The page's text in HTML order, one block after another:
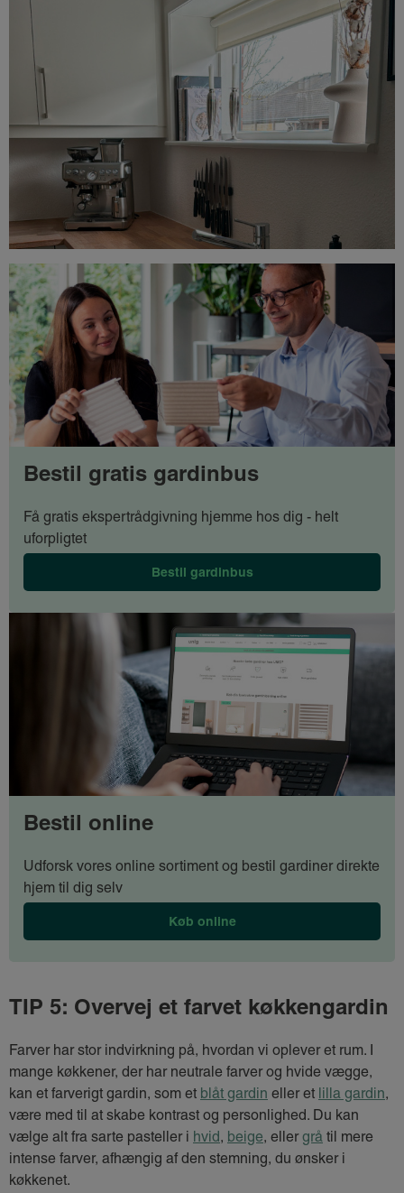
Bestil gratis gardinbus
Få gratis ekspertrådgivning hjemme hos dig - helt
uforpligtet
Bestil gardinbus
Bestil online
Udforsk vores online sortiment og bestil gardiner direkte
hjem til dig selv
Køb online
TIP 5: Overvej et farvet køkkengardin
Farver har stor indvirkning på, hvordan vi oplever et rum. I
mange køkkener, der har neutrale farver og hvide vægge,
kan et farverigt gardin, som et blåt gardin eller et lilla gardin,
være med til at skabe kontrast og personlighed. Du kan
vælge alt fra sarte pasteller i hvid, beige, ellergrå til mere
intense farver, afhængig af den stemning, du ønsker i
køkkenet.